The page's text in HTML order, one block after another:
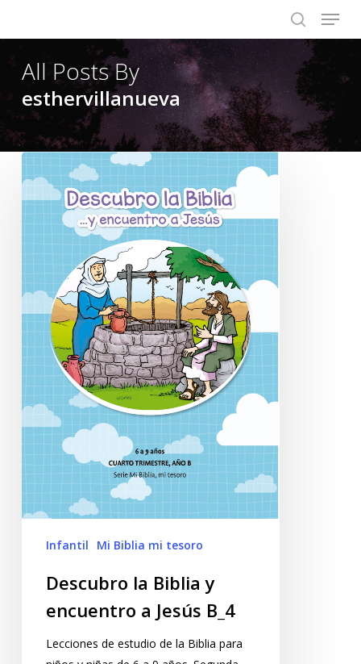
content
search
Menu
All Posts By
esthervillanueva
Infantil Mi Biblia mi tesoro
Descubro la Biblia y
encuentro a Jesús B_4
Lecciones de estudio de la Biblia para